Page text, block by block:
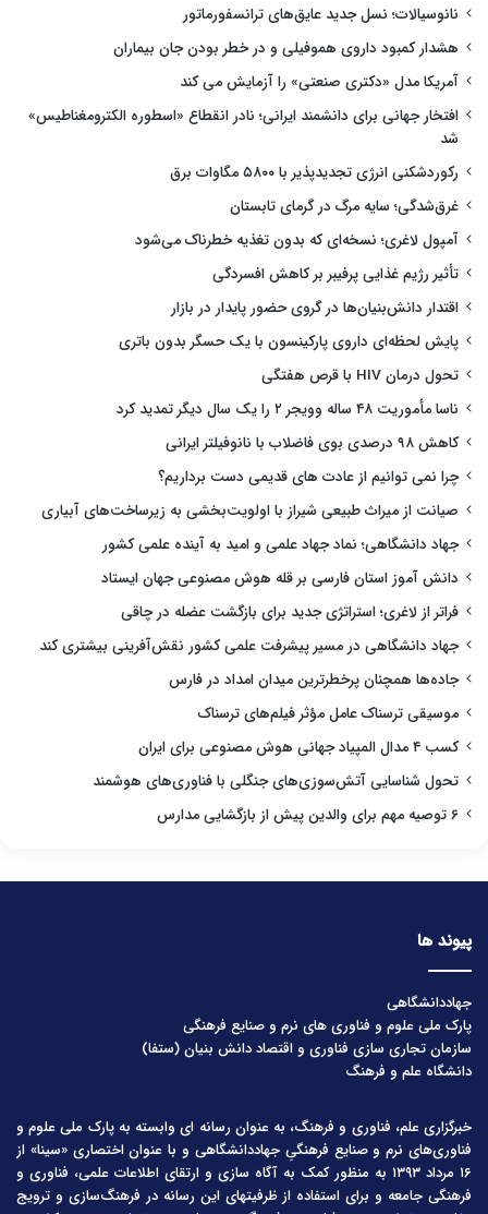
نانوسیالات؛ نسل جدید عایق‌های ترانسفورماتور
هشدار کمبود داروی هموفیلی و در خطر بودن جان بیماران
آمریکا مدل «دکتری صنعتی» را آزمایش می کند
افتخار جهانی برای دانشمند ایرانی؛ نادر انقطاع «اسطوره الکترومغناطیس»
شد
رکوردشکنی انرژی تجدیدپذیر با ۵۸۰۰ مگاوات برق
غرق‌شدگی؛ سایه مرگ در گرمای تابستان
آمپول لاغری؛ نسخه‌ای که بدون تغذیه خطرناک می‌شود
تأثیر رژیم غذایی پرفیبر بر کاهش افسردگی
اقتدار دانش‌بنیان‌ها در گروی حضور پایدار در بازار
پایش لحظه‌ای داروی پارکینسون با یک حسگر بدون باتری
تحول درمان HIV با قرص هفتگی
ناسا مأموریت ۴۸ ساله وویجر ۲ را یک سال دیگر تمدید کرد
کاهش ۹۸ درصدی بوی فاضلاب با نانوفیلتر ایرانی
چرا نمی توانیم از عادت های قدیمی دست برداریم؟
صیانت از میراث طبیعی شیراز با اولویت‌بخشی به زیرساخت‌های آبیاری
جهاد دانشگاهی؛ نماد جهاد علمی و امید به آینده علمی کشور
دانش آموز استان فارسی بر قله هوش مصنوعی جهان ایستاد
فراتر از لاغری؛ استراتژی جدید برای بازگشت عضله در چاقی
جهاد دانشگاهی در مسیر پیشرفت علمی کشور نقش‌آفرینی بیشتری کند
جاده‌ها همچنان پرخطرترین میدان امداد در فارس
موسیقی ترسناک عامل مؤثر فیلم‌های ترسناک
کسب ۴ مدال المپیاد جهانی هوش مصنوعی برای ایران
تحول شناسایی آتش‌سوزی‌های جنگلی با فناوری‌های هوشمند
۶ توصیه مهم برای والدین پیش از بازگشایی مدارس
پیوند ها
جهاددانشگاهی
پارک ملی علوم و فناوری های نرم و صنایع فرهنگی
سازمان تجاری سازی فناوری و اقتصاد دانش بنیان (ستفا)
دانشگاه علم و فرهنگ
خبرگزاری علم، فناوری و فرهنگ، به عنوان رسانه ای وابسته به پارک ملی علوم و
فناوری‌های نرم و صنایع فرهنگیِ جهاددانشگاهی و با عنوان اختصاری «سینا» از
۱۶ مرداد ۱۳۹۳ به منظور کمک به آگاه سازی و ارتقای اطلاعات علمی، فناوری و
فرهنگی جامعه و برای استفاده از ظرفیتهای این رسانه در فرهنگ‌سازی و ترویج